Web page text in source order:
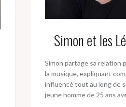
Simon et les
Simon partage sa relation
la musique, expliquant
influencé tout au long de
jeune homme de 25 ans